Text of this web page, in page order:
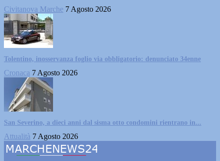
Civitanova Marche 7 Agosto 2026
Tolentino, inosservanza foglio via obbligatorio: denunciato 34enne
Cronaca 7 Agosto 2026
San Severino, a dieci anni dal sisma otto condomini rientrano in...
Attualità 7 Agosto 2026